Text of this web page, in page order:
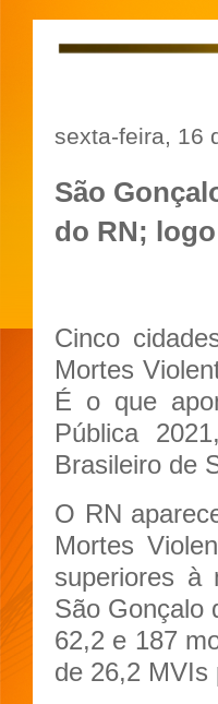
sexta-feira, 16
São
do RN;
Cinco
Mortes
É o que
Pública
Brasileiro de
O RN
Mortes
superiores à
São Gonçalo
62,2 e 187
de 26,2 MVIs